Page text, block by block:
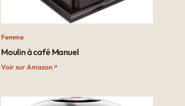
Femme
Moulin à café Manuel
Voir sur Amazon